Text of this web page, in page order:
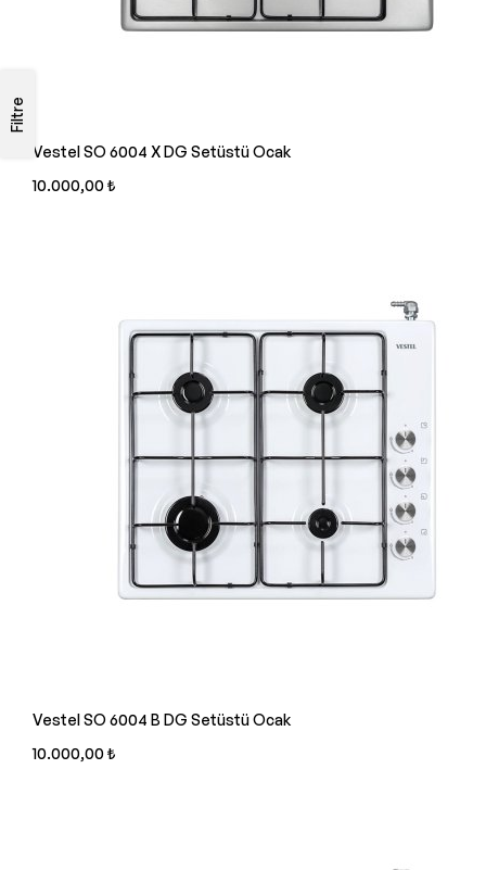
Vestel SO 6004 X DG Setüstü Ocak
10.000,00 ₺
Vestel SO 6004 B DG Setüstü Ocak
10.000,00 ₺
Filtre